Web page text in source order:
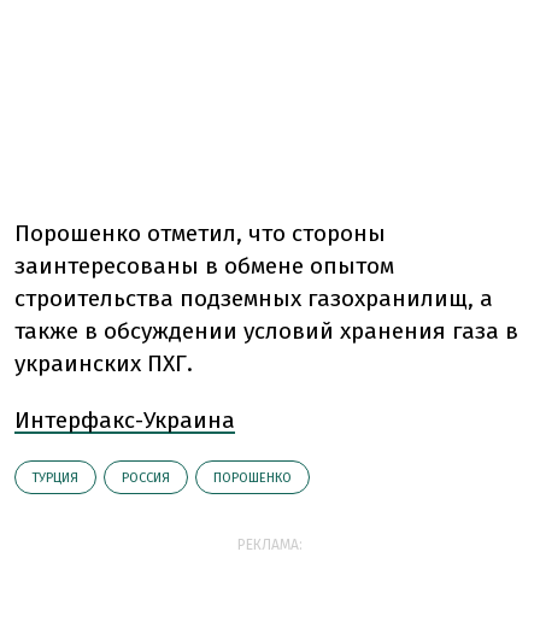
Порошенко отметил, что стороны
заинтересованы в обмене опытом
строительства подземных газохранилищ, а
также в обсуждении условий хранения газа в
украинских ПХГ.
Интерфакс-Украина
ТУРЦИЯ РОССИЯ ПОРОШЕНКО
РЕКЛАМА: